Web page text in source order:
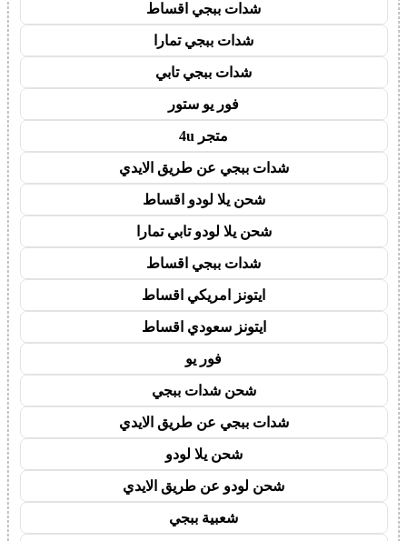
شدات ببجي اقساط
شدات ببجي تمارا
شدات ببجي تابي
فور يو ستور
متجر 4u
شدات ببجي عن طريق الايدي
شحن يلا لودو اقساط
شحن يلا لودو تابي تمارا
شدات ببجي اقساط
ايتونز امريكي اقساط
ايتونز سعودي اقساط
فور يو
شحن شدات ببجي
شدات ببجي عن طريق الايدي
شحن يلا لودو
شحن لودو عن طريق الايدي
شعبية ببجي